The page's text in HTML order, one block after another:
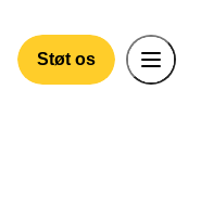
Støt os